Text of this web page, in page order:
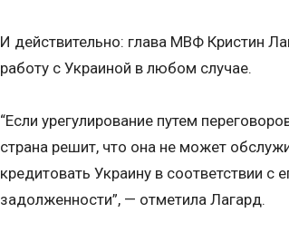
И действительно: глава МВФ Кристин
работу с Украиной в любом случае.
“Если урегулирование путем
страна решит, что она не может
кредитовать Украину в соответствии с
задолженности”, — отметила Лагард.